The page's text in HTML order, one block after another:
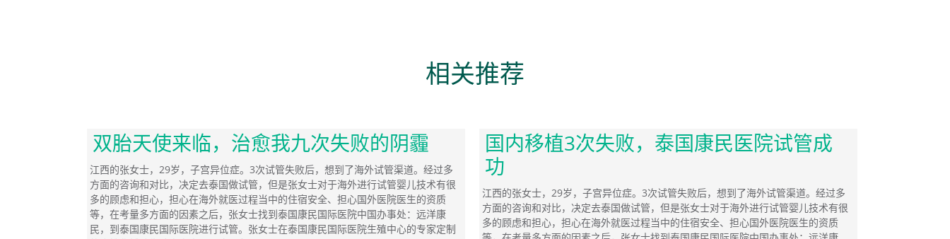
相关推荐
双胎天使来临，治愈我九次失败的阴霾
江西的张女士，29岁，子宫异位症。3次试管失败后，想到了海外试管渠道。经过多
方面的咨询和对比，决定去泰国做试管，但是张女士对于海外进行试管婴儿技术有很
多的顾虑和担心，担心在海外就医过程当中的住宿安全、担心国外医院医生的资质
等，在考量多方面的因素之后，张女士找到泰国康民国际医院中国办事处：远洋康
民，到泰国康民国际医院进行试管。张女士在泰国康民国际医院生殖中心的专家定制
国内移植3次失败，泰国康民医院试管成
功
江西的张女士，29岁，子宫异位症。3次试管失败后，想到了海外试管渠道。经过多
方面的咨询和对比，决定去泰国做试管，但是张女士对于海外进行试管婴儿技术有很
多的顾虑和担心，担心在海外就医过程当中的住宿安全、担心国外医院医生的资质